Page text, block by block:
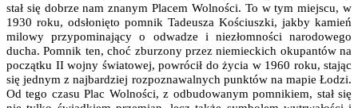
stał się dobrze nam znanym Placem Wolności. To w tym miejscu, w
1930 roku, odsłonięto pomnik Tadeusza Kościuszki, jakby kamień
milowy przypominający o odwadze i niezłomności narodowego
ducha. Pomnik ten, choć zburzony przez niemieckich okupantów na
początku II wojny światowej, powrócił do życia w 1960 roku, stając
się jednym z najbardziej rozpoznawalnych punktów na mapie Łodzi.
Od tego czasu Plac Wolności, z odbudowanym pomnikiem, stał się